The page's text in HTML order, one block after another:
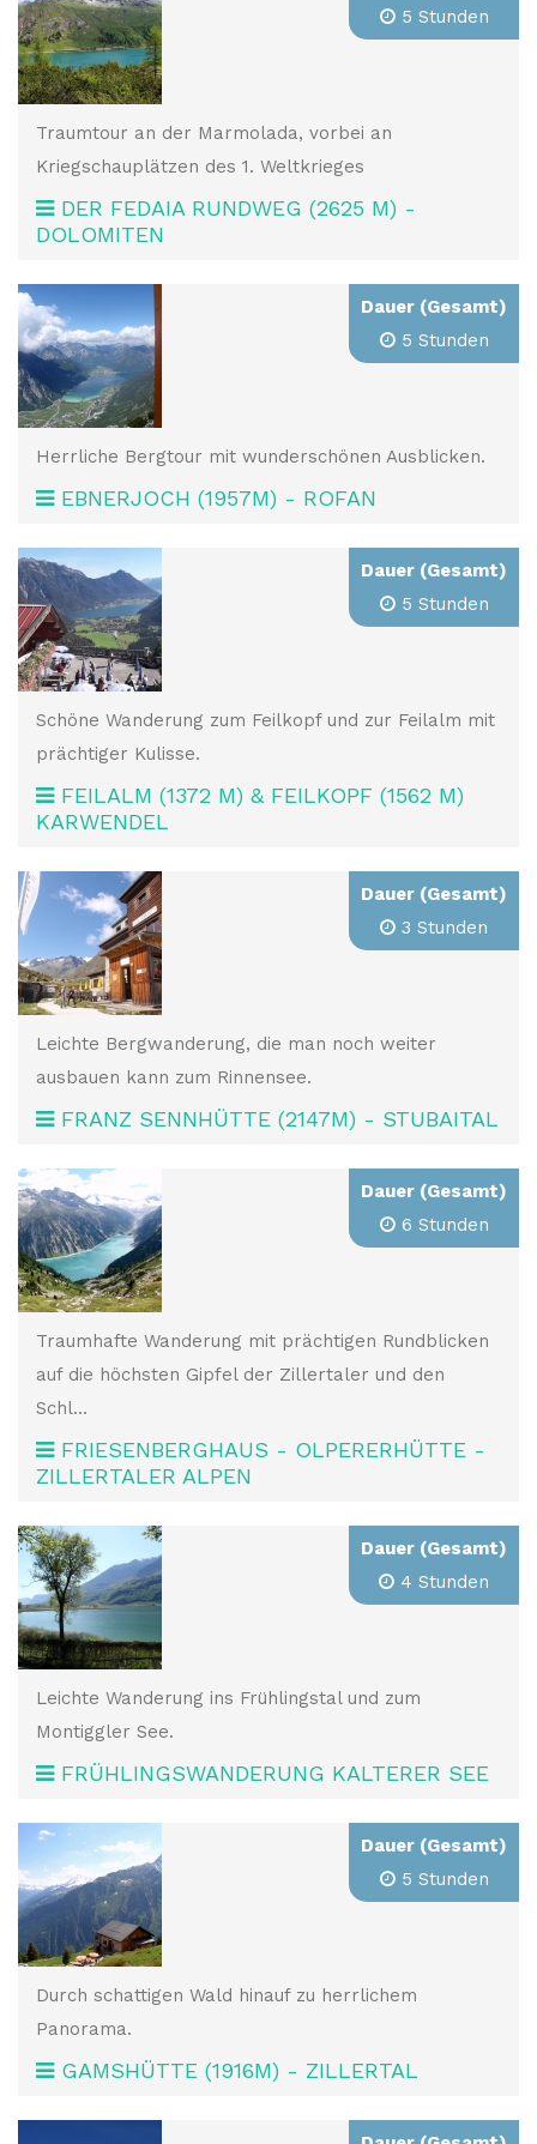
Traumtour an der Marmolada, vorbei an
Kriegschauplätzen des 1. Weltkrieges
DER FEDAIA RUNDWEG (2625 M) -
DOLOMITEN
5 Stunden
Herrliche Bergtour mit wunderschönen Ausblicken.
EBNERJOCH (1957M) - ROFAN
Dauer (Gesamt)
5 Stunden
Schöne Wanderung zum Feilkopf und zur Feilalm mit
prächtiger Kulisse.
FEILALM (1372 M) & FEILKOPF (1562 M)
KARWENDEL
Dauer (Gesamt)
5 Stunden
Leichte Bergwanderung, die man noch weiter
ausbauen kann zum Rinnensee.
FRANZ SENNHÜTTE (2147M) - STUBAITAL
Dauer (Gesamt)
3 Stunden
Traumhafte Wanderung mit prächtigen Rundblicken
auf die höchsten Gipfel der Zillertaler und den
Schl...
FRIESENBERGHAUS - OLPERERHÜTTE -
ZILLERTALER ALPEN
Dauer (Gesamt)
6 Stunden
Leichte Wanderung ins Frühlingstal und zum
Montiggler See.
FRÜHLINGSWANDERUNG KALTERER SEE
Dauer (Gesamt)
4 Stunden
Durch schattigen Wald hinauf zu herrlichem
Panorama.
GAMSHÜTTE (1916M) - ZILLERTAL
Dauer (Gesamt)
5 Stunden